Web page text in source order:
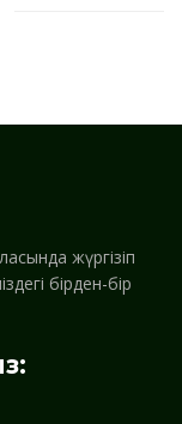
жүргізіп
бірден-бір